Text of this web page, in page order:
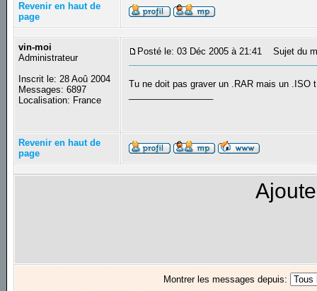
Revenir en haut de
page
vin-moi
Administrateur
Inscrit le: 28 Aoû 2004
Messages: 6897
Localisation: France
Posté le: 03 Déc 2005 à 21:41 Sujet du
Tu ne doit pas graver un .RAR mais un
Revenir en haut de
page
Montrer les messages depuis: